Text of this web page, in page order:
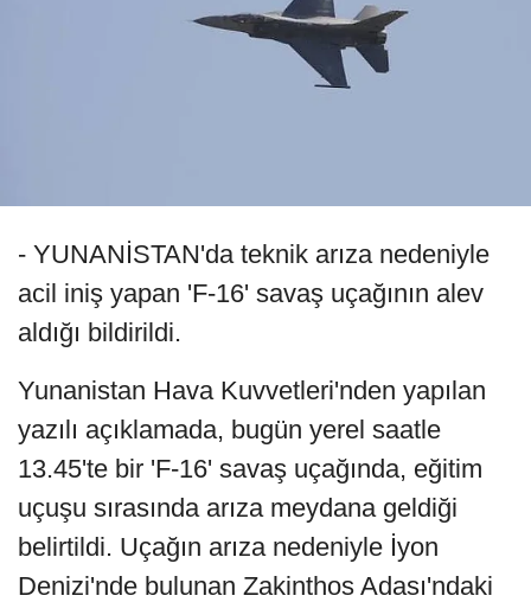
- YUNANİSTAN'da teknik arıza nedeniyle
acil iniş yapan 'F-16' savaş uçağının alev
aldığı bildirildi.
Yunanistan Hava Kuvvetleri'nden yapılan
yazılı açıklamada, bugün yerel saatle
13.45'te bir 'F-16' savaş uçağında, eğitim
uçuşu sırasında arıza meydana geldiği
belirtildi. Uçağın arıza nedeniyle İyon
Denizi'nde bulunan Zakinthos Adası'ndaki